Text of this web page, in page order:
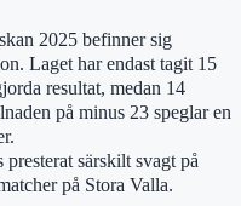
2025 befinner sig
Laget har endast tagit 15
resultat, medan 14
på minus 23 speglar en
särskilt svagt på
på Stora Valla.